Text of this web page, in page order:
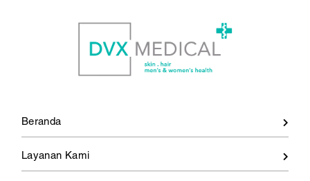
Beranda
Layanan Kami